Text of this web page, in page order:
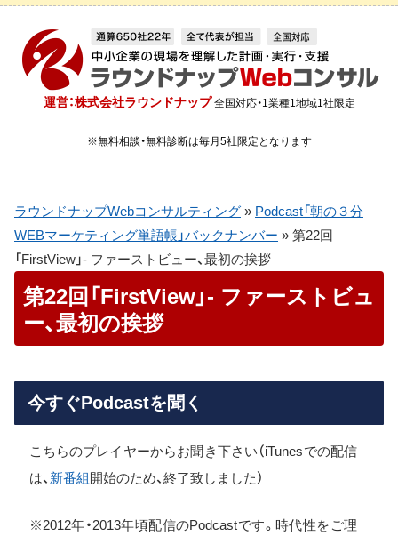
運営：株式会社ラウンドナップ 全国対応・1業種1地域1社限定
※無料相談・無料診断は毎月5社限定となります
ラウンドナップWebコンサルティング » Podcast「朝の３分
WEBマーケティング単語帳」バックナンバー » 第22回
「FirstView」- ファーストビュー、最初の挨拶
第22回「FirstView」- ファーストビュ
ー、最初の挨拶
今すぐPodcastを聞く
こちらのプレイヤーからお聞き下さい（iTunesでの配信
は、 新番組開始のため、終了致しました）
※2012年・2013年頃配信のPodcastです。時代性をご理